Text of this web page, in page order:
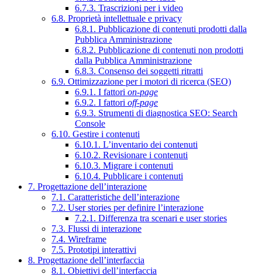
6.7.3. Trascrizioni per i video
6.8. Proprietà intellettuale e privacy
6.8.1. Pubblicazione di contenuti prodotti dalla
Pubblica Amministrazione
6.8.2. Pubblicazione di contenuti non prodotti
dalla Pubblica Amministrazione
6.8.3. Consenso dei soggetti ritratti
6.9. Ottimizzazione per i motori di ricerca (SEO)
6.9.1. I fattori on-page
6.9.2. I fattori off-page
6.9.3. Strumenti di diagnostica SEO: Search
Console
6.10. Gestire i contenuti
6.10.1. L’inventario dei contenuti
6.10.2. Revisionare i contenuti
6.10.3. Migrare i contenuti
6.10.4. Pubblicare i contenuti
7. Progettazione dell’interazione
7.1. Caratteristiche dell’interazione
7.2. User stories per definire l’interazione
7.2.1. Differenza tra scenari e user stories
7.3. Flussi di interazione
7.4. Wireframe
7.5. Prototipi interattivi
8. Progettazione dell’interfaccia
8.1. Obiettivi dell’interfaccia